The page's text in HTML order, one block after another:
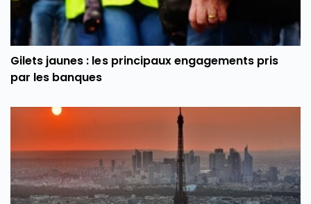
Gilets jaunes : les principaux engagements pris
par les banques